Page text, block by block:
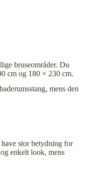
bruseområder. Du
cm og 180 × 230 cm.
mens den
stor betydning for
enkelt look, mens